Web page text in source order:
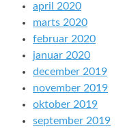
april 2020
marts 2020
februar 2020
januar 2020
december 2019
november 2019
oktober 2019
september 2019